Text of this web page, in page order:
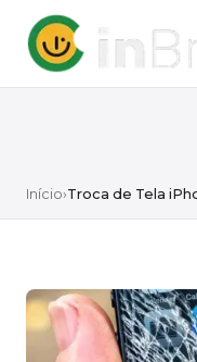
Início›Troca de Tela